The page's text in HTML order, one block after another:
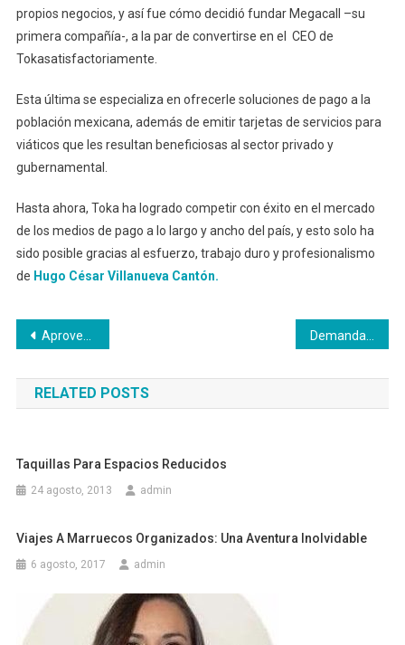
propios negocios, y así fue cómo decidió fundar Megacall –su
primera compañía-, a la par de convertirse en el CEO de
Tokasatisfactoriamente.
Esta última se especializa en ofrecerle soluciones de pago a la
población mexicana, además de emitir tarjetas de servicios para
viáticos que les resultan beneficiosas al sector privado y
gubernamental.
Hasta ahora, Toka ha logrado competir con éxito en el mercado
de los medios de pago a lo largo y ancho del país, y esto solo ha
sido posible gracias al esfuerzo, trabajo duro y profesionalismo
de Hugo César Villanueva Cantón.
Navegación
de
entradas
Aprovecha los espacios de anuncios gratis y vende tus mercancías Demandas por lesiones personales: cuándo necesita un abogado
RELATED POSTS
Taquillas Para Espacios Reducidos
24 agosto, 2013 admin
Viajes A Marruecos Organizados: Una Aventura Inolvidable
6 agosto, 2017 admin